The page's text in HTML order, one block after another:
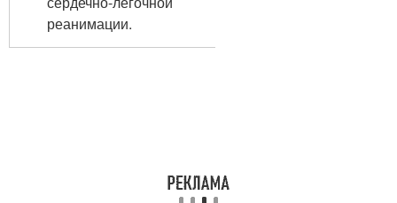
реанимации.